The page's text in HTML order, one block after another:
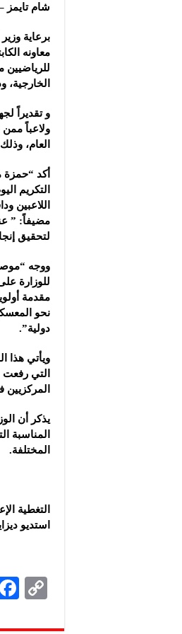
شام تايمز
برعاية
معاونه
ولاعباً ممن
العام،
أكد
التكريم
اللاعبين
مضيفاً: ”
لتحقيق
ووجه
للوزارة
مقدمة
نحو
دولية”.
ويأتي هذا
التي
المركزيين
يذكر أن
المناسبة
المختلفة.
التغطية
استديو
C